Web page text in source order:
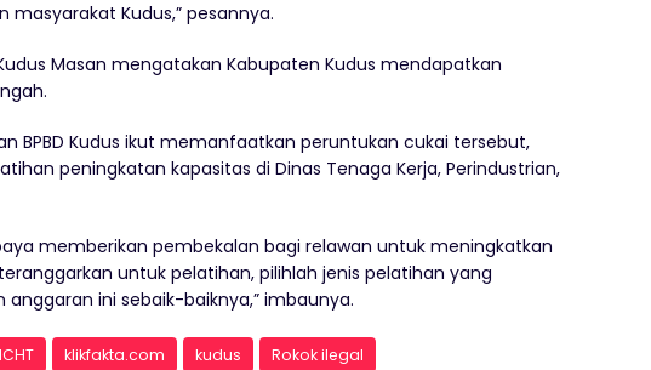
Kudus,” pesannya.
Masan mengatakan Kabupaten Kudus mendapatkan
BPBD Kudus ikut memanfaatkan peruntukan cukai tersebut,
peningkatan kapasitas di Dinas Tenaga Kerja, Perindustrian,
memberikan pembekalan bagi relawan untuk meningkatkan
untuk pelatihan, pilihlah jenis pelatihan yang
ini sebaik-baiknya,” imbaunya.
klikfakta.com kudus Rokok ilegal